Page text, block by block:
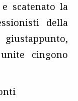
scatenato la
della
cingono